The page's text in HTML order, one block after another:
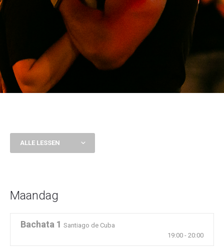
ALLE LESSEN
Maandag
Bachata 1Santiago de Cuba
19:00- 20:00